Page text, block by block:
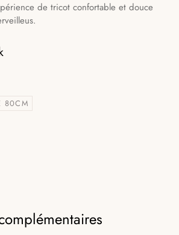
de tricot confortable et douce
80CM